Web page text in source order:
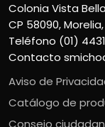
Colonia Vista Bella
CP 58090,
Teléfono (01)
Contacto
Aviso de
Catálogo de
Consejo